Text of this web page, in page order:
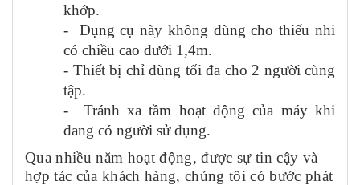
khớp.
- Dụng cụ này không dùng cho thiếu nhi
có chiều cao dưới 1,4m.
- Thiết bị chỉ dùng tối đa cho 2 người cùng
tập.
- Tránh xa tầm hoạt động của máy khi
đang có người sử dụng.
Qua nhiều năm hoạt động, được sự tin cậy và
hợp tác của khách hàng, chúng tôi có bước phát